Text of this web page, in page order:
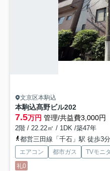
文京区本駒込
本駒込髙野ビル202
7.5万円 管理/共益費3,000円
2階 / 22.22㎡ / 1DK /築47年
都営三田線「千石」駅 徒歩3分
エアコン 都市ガス
TVモニ
礼0